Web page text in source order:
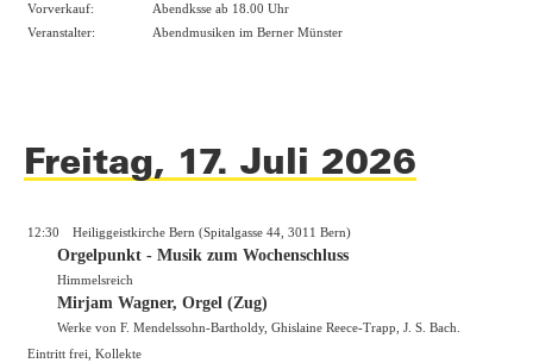
Vorverkauf:
Abendksse ab 18.00 Uhr
Veranstalter:
Abendmusiken im Berner Münster
Freitag, 17. Juli 2026
12:30 Heiliggeistkirche Bern (Spitalgasse 44, 3011 Bern)
Orgelpunkt - Musik zum Wochenschluss
Himmelsreich
Mirjam Wagner, Orgel (Zug)
Werke von F. Mendelssohn-Bartholdy, Ghislaine Reece-Trapp, J. S. Bach.
Eintritt frei, Kollekte